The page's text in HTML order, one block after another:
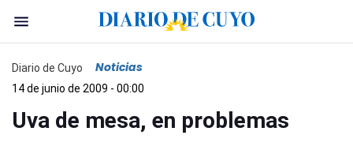
Diario de Cuyo Noticias
14 de junio de 2009 - 00:00
Uva de mesa, en problemas